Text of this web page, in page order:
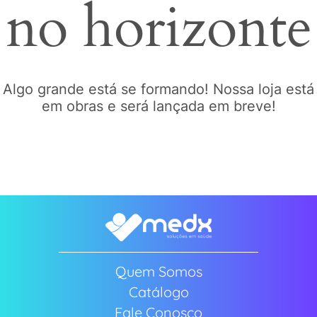
no horizonte
Algo grande está se formando! Nossa loja está
em obras e será lançada em breve!
Quem Somos
Catálogo
Fale Conosco